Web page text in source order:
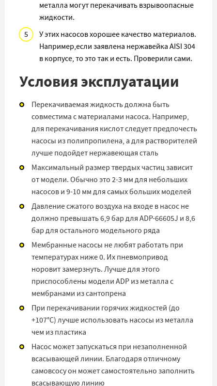
металла могут перекачивать взрывоопасные
жидкости.
У этих насосов хорошее качество материалов.
Например,если заявлена нержавейка AISI 304
в корпусе, то это так и есть. Проверили сами.
Условия эксплуатации
Перекачиваемая жидкость должна быть
совместима с материалами насоса. Например,
для перекачивания кислот следует предпочесть
насосы из полипропилена, а для растворителей
лучше подойдет нержавеющая сталь
Максимальный размер твердых частиц зависит
от модели. Обычно это 2-3 мм для небольших
насосов и 9-10 мм для самых больших моделей
Давление сжатого воздуха на входе в насос не
должно превышать 6,9 бар для ADP-66605J и 8,6
бар для остального модельного ряда
Мембранные насосы не любят работать при
температурах ниже 0. Их пневмопривод
норовит замерзнуть. Лучше для этого
приспособлены модели ADP из металла с
мембранами из сантопрена
При перекачивании горячих жидкостей (до
+107°C) лучше использовать насосы из металла
чем из пластика
Насос может запускаться при незаполненной
всасывающей линии. Благодаря отличному
самовсосу он может самостоятельно заполнить
всасывающую линию